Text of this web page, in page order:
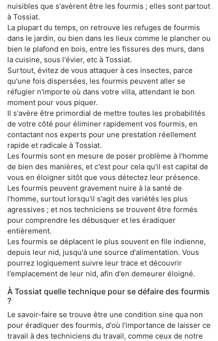
nuisibles que s'avèrent être les fourmis ; elles sont partout
à Tossiat.
La plupart du temps, on retrouve les refuges de fourmis
dans le jardin, ou bien dans les lieux comme le plancher ou
bien le plafond en bois, entre les fissures des murs, dans
la cuisine, sous l'évier, etc à Tossiat.
Surtout, évitez de vous attaquer à ces insectes, parce
qu'une fois dispersées, les fourmis peuvent aller se
réfugier n'importe où dans votre villa, attendant le bon
moment pour vous piquer.
Il s'avère être primordial de mettre toutes les probabilités
de votre côté pour éliminer rapidement vos fourmis, en
contactant nos experts pour une prestation réellement
rapide et radicale à Tossiat.
Les fourmis sont en mesure de poser problème à l'homme
de bien des manières, et c'est pour cela qu'il est capital de
vous en éloigner sitôt que vous détectez leur présence.
Les fourmis peuvent gravement nuire à la santé de
l'homme, surtout lorsqu'il s'agit des variétés les plus
agressives ; et nos techniciens se trouvent être formés
pour comprendre les débusquer et les éradiquer
entièrement.
Les fourmis se déplacent le plus souvent en file indienne,
depuis leur nid, jusqu'à une source d'alimentation. Vous
pourrez logiquement suivre leur trace et découvrir
l'emplacement de leur nid, afin d'en demeurer éloigné.
À Tossiat quelle technique pour se défaire des fourmis
?
Le savoir-faire se trouve être une condition sine qua non
pour éradiquer des fourmis, d'où l'importance de laisser ce
travail à des techniciens du travail, comme ceux de notre